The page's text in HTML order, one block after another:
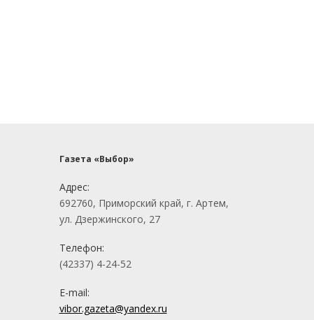
Газета «Выбор»
Адрес:
692760, Приморский край, г. Артем,
ул. Дзержинского, 27
Телефон:
(42337) 4-24-52
E-mail:
vibor.gazeta@yandex.ru